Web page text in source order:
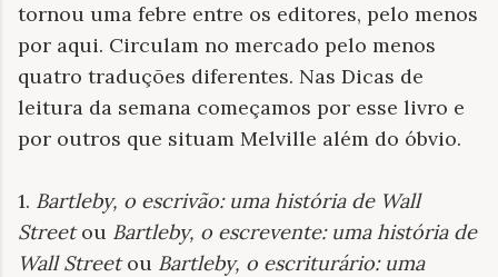
tornou uma febre entre os editores, pelo menos
por aqui. Circulam no mercado pelo menos
quatro traduções diferentes. Nas Dicas de
leitura da semana começamos por esse livro e
por outros que situam Melville além do óbvio.
1. Bartleby, o escrivão: uma história de Wall
Streetou Bartleby, o escrevente: uma história de
Wall Streetou Bartleby, o escriturário: uma